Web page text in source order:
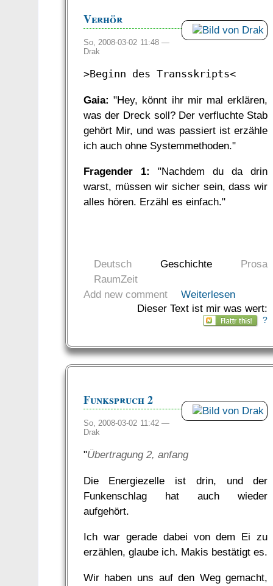
Verhör
So, 2008-03-02 11:48 —
Drak
>Beginn des Transskripts<
Gaia: "Hey, könnt ihr mir mal erklären,
was der Dreck soll? Der verfluchte Stab
gehört Mir, und was passiert ist erzähle
ich auch ohne Systemmethoden."
Fragender 1: "Nachdem du da drin
warst, müssen wir sicher sein, dass wir
alles hören. Erzähl es einfach."
Deutsch Geschichte
Prosa
RaumZeit
Add new comment
Weiterlesen
Dieser Text ist mir was wert:
?
Funkspruch 2
So, 2008-03-02 11:42 —
Drak
"Übertragung 2, anfang
Die Energiezelle ist drin, und der
Funkenschlag hat auch wieder
aufgehört.
Ich war gerade dabei von dem Ei zu
erzählen, glaube ich. Makis bestätigt es.
Wir haben uns auf den Weg gemacht,